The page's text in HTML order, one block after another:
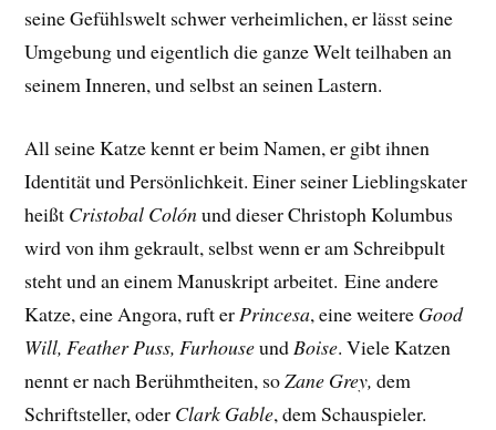
seine Gefühlswelt schwer verheimlichen, er lässt seine
Umgebung und eigentlich die ganze Welt teilhaben an
seinem Inneren, und selbst an seinen Lastern.
All seine Katze kennt er beim Namen, er gibt ihnen
Identität und Persönlichkeit. Einer seiner Lieblingskater
heißt Cristobal Colónund dieser Christoph Kolumbus
wird von ihm gekrault, selbst wenn er am Schreibpult
steht und an einem Manuskript arbeitet. Eine andere
Katze, eine Angora, ruft erPrincesa, eine weitere Good
Will, Feather Puss, FurhouseundBoise. Viele Katzen
nennt er nach Berühmtheiten, soZane Grey,dem
Schriftsteller, oder Clark Gable, dem Schauspieler.